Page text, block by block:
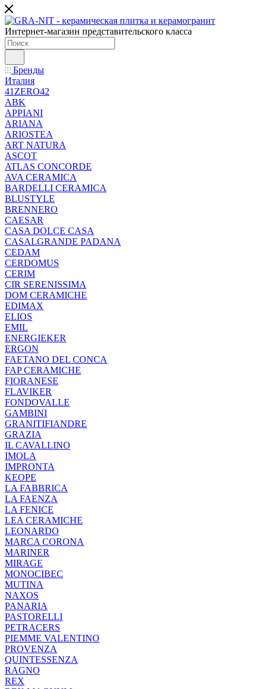
Интернет-магазин представительского класса
Бренды
Италия
41ZERO42
ABK
APPIANI
ARIANA
ARIOSTEA
ART NATURA
ASCOT
ATLAS CONCORDE
AVA CERAMICA
BARDELLI CERAMICA
BLUSTYLE
BRENNERO
CAESAR
CASA DOLCE CASA
CASALGRANDE PADANA
CEDAM
CERDOMUS
CERIM
CIR SERENISSIMA
DOM CERAMICHE
EDIMAX
ELIOS
EMIL
ENERGIEKER
ERGON
FAETANO DEL CONCA
FAP CERAMICHE
FIORANESE
FLAVIKER
FONDOVALLE
GAMBINI
GRANITIFIANDRE
GRAZIA
IL CAVALLINO
IMOLA
IMPRONTA
KEOPE
LA FABBRICA
LA FAENZA
LA FENICE
LEA CERAMICHE
LEONARDO
MARCA CORONA
MARINER
MIRAGE
MONOCIBEC
MUTINA
NAXOS
PANARIA
PASTORELLI
PETRACERS
PIEMME VALENTINO
PROVENZA
QUINTESSENZA
RAGNO
REX